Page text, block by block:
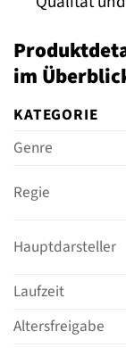
im
KATEGORIE
Genre
Regie
Hauptdarsteller
Laufzeit
Altersfreigabe